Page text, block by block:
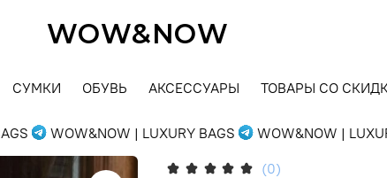
WOW&NOW
СУМКИ ОБУВЬ АКСЕССУАРЫ ТОВАРЫ СО
WOW&NOW | LUXURY BAGS WOW&NOW | LUXURY
(0)